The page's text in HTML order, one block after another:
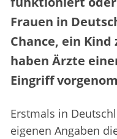
Frauen in
Chance, ein
haben Ärzte
Eingriff
Erstmals in
eigenen Angaben